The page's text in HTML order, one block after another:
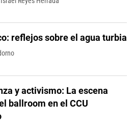
reflejos sobre el agua turbia
y activismo: La escena
ballroom en el CCU